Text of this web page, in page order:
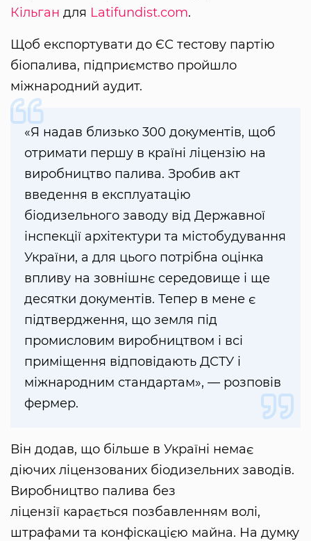
Кільган для Latifundist.com.
Щоб експортувати до ЄС тестову партію
біопалива, підприємство пройшло
міжнародний аудит.
«Я надав близько 300 документів, щоб
отримати першу в країні ліцензію на
виробництво палива. Зробив акт
введення в експлуатацію
біодизельного заводу від Державної
інспекції архітектури та містобудування
України, а для цього потрібна оцінка
впливу на зовнішнє середовище і ще
десятки документів. Тепер в мене є
підтвердження, що земля під
промисловим виробництвом і всі
приміщення відповідають ДСТУ і
міжнародним стандартам», — розповів
фермер.
Він додав, що більше в Україні немає
діючих ліцензованих біодизельних заводів.
Виробництво палива без
ліцензії карається позбавленням волі,
штрафами та конфіскацією майна. На думку